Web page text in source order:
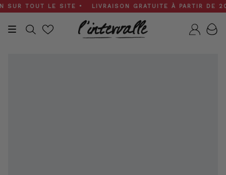
Skip
to
content
LE SITE • LIVRAISON GRATUITE À PARTIR DE
Recherche